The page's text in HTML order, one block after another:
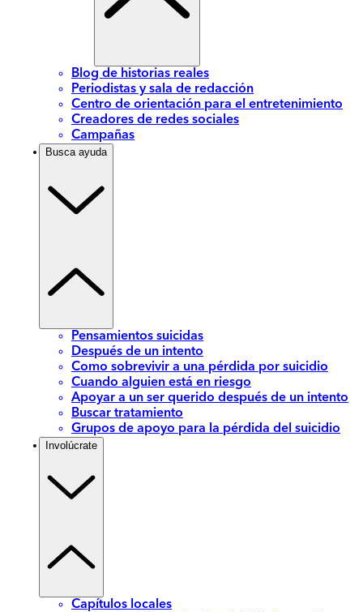
Blog de historias reales
Periodistas y sala de redacción
Centro de orientación para el entretenimiento
Creadores de redes sociales
Campañas
Busca ayuda
Pensamientos suicidas
Después de un intento
Como sobrevivir a una pérdida por suicidio
Cuando alguien está en riesgo
Apoyar a un ser querido después de un intento
Buscar tratamiento
Grupos de apoyo para la pérdida del suicidio
Involúcrate
Capítulos locales